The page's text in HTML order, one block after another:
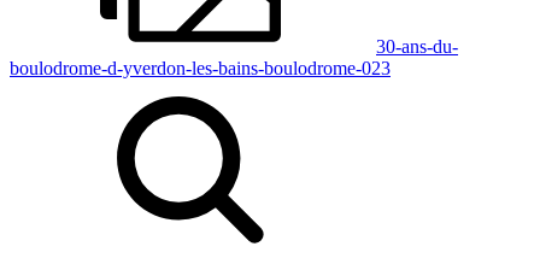
30-ans-du-
boulodrome-d-yverdon-les-bains-boulodrome-023